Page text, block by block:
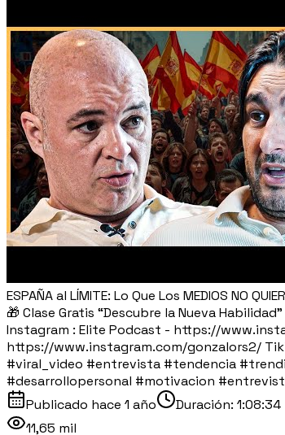
ESPAÑA al LÍMITE: Lo Que Los MEDIOS NO
🎁 Clase Gratis “Descubre la Nueva
Instagram : Elite Podcast - https://
https://www.instagram.com/gonzalors2/
#viral_video #entrevista #tendencia
#desarrollopersonal #motivacion
Publicado hace 1 año Duración: 1:08:34
11,65 mil